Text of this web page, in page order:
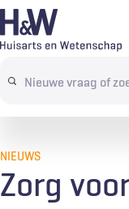
Overslaan
en
de Search
terms
NIEUWS
Zorg